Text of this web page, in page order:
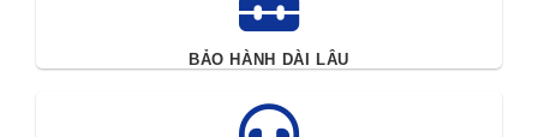
BẢO HÀNH DÀI LÂU